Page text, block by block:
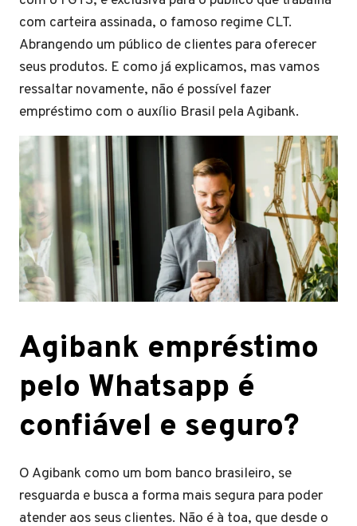
com carteira assinada, o famoso regime CLT.
Abrangendo um público de clientes para oferecer
seus produtos. E como já explicamos, mas vamos
ressaltar novamente, não é possível fazer
empréstimo com o auxílio Brasil pela Agibank.
Agibank empréstimo
pelo Whatsapp é
confiável e seguro?
O Agibank como um bom banco brasileiro, se
resguarda e busca a forma mais segura para poder
atender aos seus clientes. Não é à toa, que desde o